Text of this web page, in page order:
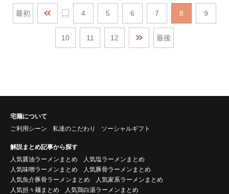
最初 4 5 6 7 8 9
10 11 12 最後
宅麺について
ご利用シーン
私達のこだわり ソーシャルギフト
解説まとめ記事から探す
人気醤油ラーメンまとめ
人気塩ラーメンまとめ
人気味噌ラーメンまとめ
人気豚骨ラーメンまとめ
人気魚介豚骨ラーメンまとめ
人気家系ラーメンまとめ
人気担々麺まとめ
人気鶏白湯ラーメンまとめ